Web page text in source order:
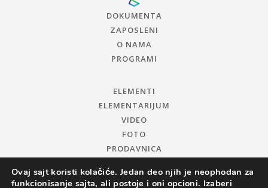
DOKUMENTA
ZAPOSLENI
O NAMA
PROGRAMI
ELEMENTI
ELEMENTARIJUM
VIDEO
FOTO
PRODAVNICA
Ovaj sajt koristi kolačiće. Jedan deo njih je neophodan za
funkcionisanje sajta, ali postoje i oni opcioni. Izaberi